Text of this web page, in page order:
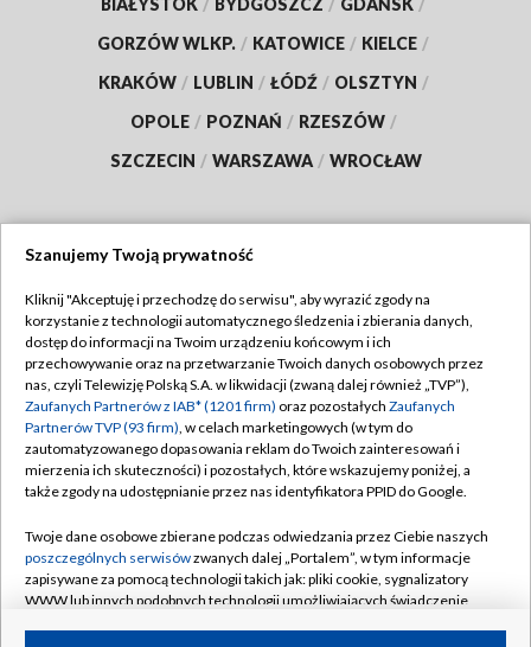
BIAŁYSTOK / BYDGOSZCZ / GDAŃSK /
GORZÓW WLKP. / KATOWICE / KIELCE /
KRAKÓW / LUBLIN / ŁÓDŹ / OLSZTYN /
OPOLE / POZNAŃ / RZESZÓW /
SZCZECIN / WARSZAWA / WROCŁAW
TVP
Abonament TVP
Emisja w TVP
Centrum informacji TVP
Naziemna Telewizja Cyfrowa
Rada Programowa
System NOS
Informacje o nadawcy
Regulamin TVP
Polityka prywatności
Moje zgody
Pomoc
Kontakt
Kanały
Szanujemy Twoją prywatność
Kliknij "Akceptuję i przechodzę do serwisu", aby wyrazić zgody na
korzystanie z technologii automatycznego śledzenia i zbierania danych,
dostęp do informacji na Twoim urządzeniu końcowym i ich
przechowywanie oraz na przetwarzanie Twoich danych osobowych przez
nas, czyli Telewizję Polską S.A. w likwidacji (zwaną dalej również „TVP”),
Zaufanych Partnerów z IAB* (1201 firm) oraz pozostałych Zaufanych
Partnerów TVP (93 firm), w celach marketingowych (w tym do
zautomatyzowanego dopasowania reklam do Twoich zainteresowań i
mierzenia ich skuteczności) i pozostałych, które wskazujemy poniżej, a
także zgody na udostępnianie przez nas identyfikatora PPID do Google.
Twoje dane osobowe zbierane podczas odwiedzania przez Ciebie naszych
poszczególnych serwisówzwanych dalej „Portalem”, w tym informacje
zapisywane za pomocą technologii takich jak: pliki cookie, sygnalizatory
WWW lub innych podobnych technologii umożliwiających świadczenie